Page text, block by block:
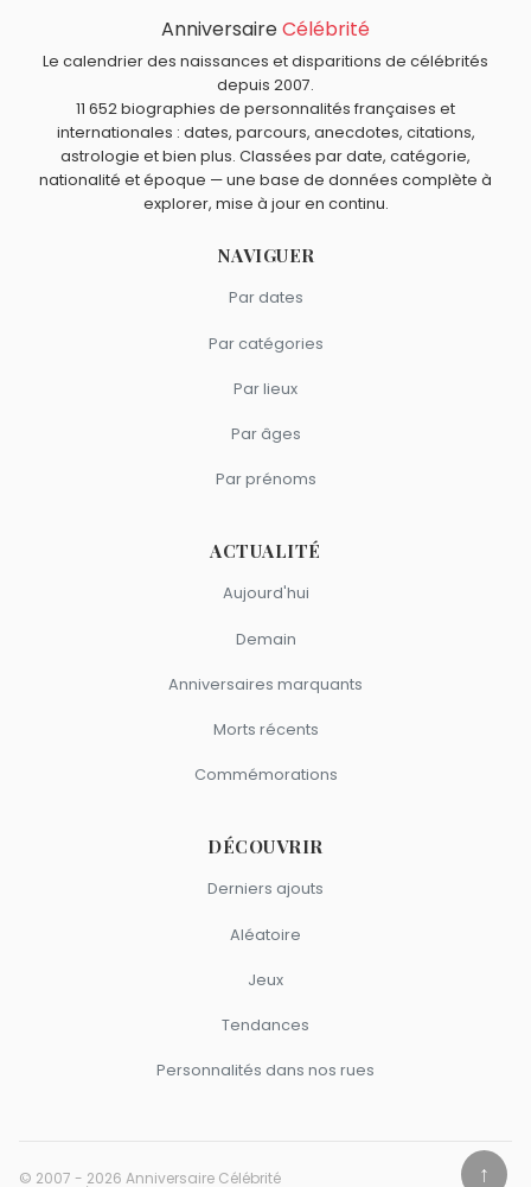
AnniversaireCélébrité
Le calendrier des naissances et disparitions de célébrités
depuis 2007.
11 652 biographies de personnalités françaises et
internationales : dates, parcours, anecdotes, citations,
astrologie et bien plus. Classées par date, catégorie,
nationalité et époque — une base de données complète à
explorer, mise à jour en continu.
NAVIGUER
Par dates
Par catégories
Par lieux
Par âges
Par prénoms
ACTUALITÉ
Aujourd'hui
Demain
Anniversaires marquants
Morts récents
Commémorations
DÉCOUVRIR
Derniers ajouts
Aléatoire
Jeux
Tendances
Personnalités dans nos rues
© 2007 - 2026 Anniversaire Célébrité
↑